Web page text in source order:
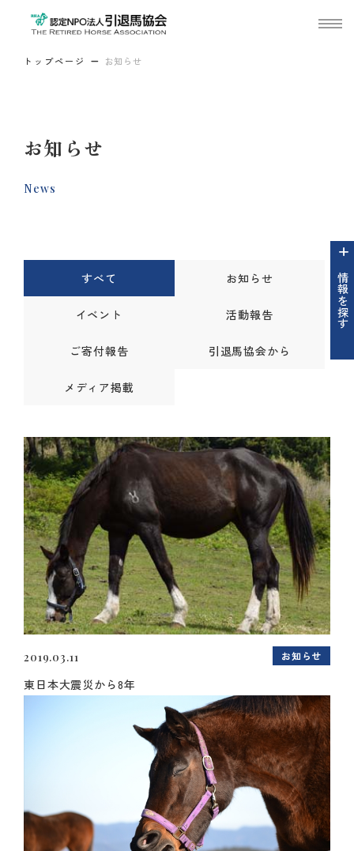
トップページ お知らせ
お知らせ
News
情報を探す
すべて お知らせ
イベント 活動報告
ご寄付報告 引退馬協会から
メディア掲載
2019.03.11 お知らせ
東日本大震災から8年